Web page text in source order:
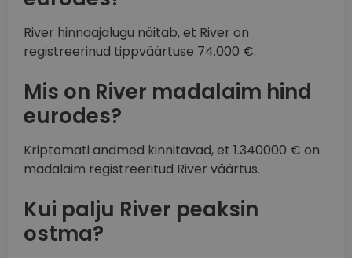
River hinnaajalugu näitab, et River on
registreerinud tippväärtuse 74.000 €.
Mis on River madalaim hind
eurodes?
Kriptomati andmed kinnitavad, et 1.340000 € on
madalaim registreeritud River väärtus.
Kui palju River peaksin
ostma?